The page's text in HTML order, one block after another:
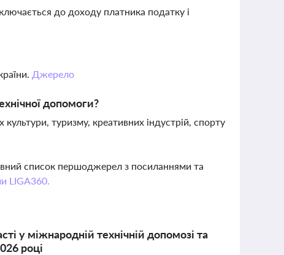
до доходу платника податку і
Джерело
допомоги?
туризму, креативних індустрій, спорту
список першоджерел з посиланнями та
LIGA360.
у міжнародній технічній допомозі та
році